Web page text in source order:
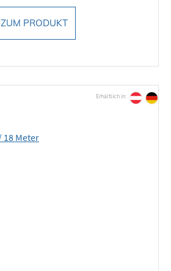
ZUM PRODUKT
Erhältlich in: